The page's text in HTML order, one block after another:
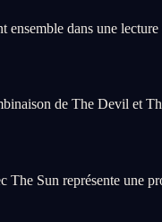
ensemble dans une
de The Devil et
Sun représente une